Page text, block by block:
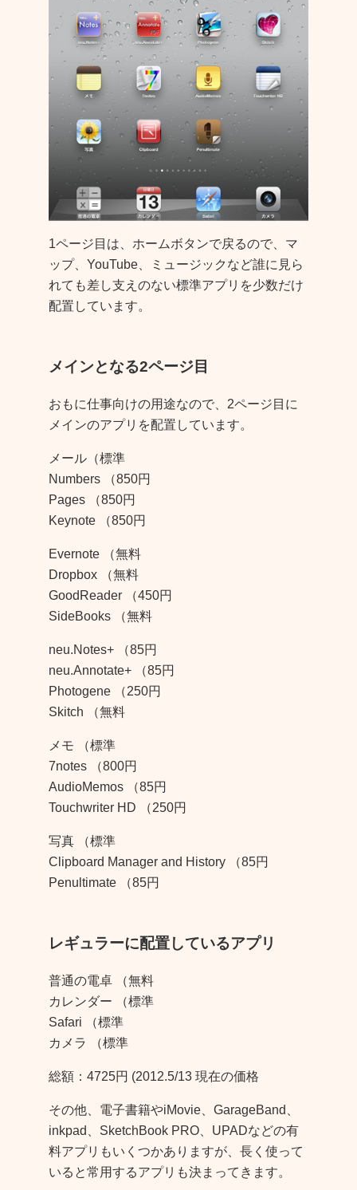
1ページ目は、ホームボタンで戻るので、マ
ップ、YouTube、ミュージックなど誰に見ら
れても差し支えのない標準アプリを少数だけ
配置しています。
メインとなる2ページ目
おもに仕事向けの用途なので、2ページ目に
メインのアプリを配置しています。
メール（標準
Numbers （850円
Pages （850円
Keynote （850円
Evernote （無料
Dropbox （無料
GoodReader （450円
SideBooks （無料
neu.Notes+ （85円
neu.Annotate+ （85円
Photogene （250円
Skitch （無料
メモ （標準
7notes （800円
AudioMemos （85円
Touchwriter HD （250円
写真 （標準
Clipboard Manager and History （85円
Penultimate （85円
レギュラーに配置しているアプリ
普通の電卓 （無料
カレンダー （標準
Safari （標準
カメラ （標準
総額：4725円 (2012.5/13 現在の価格
その他、電子書籍やiMovie、GarageBand、
inkpad、SketchBook PRO、UPADなどの有
料アプリもいくつかありますが、長く使って
いると常用するアプリも決まってきます。